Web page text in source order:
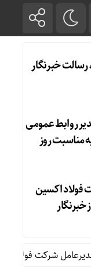
خبرنگار
روابط عمومی
مناسبت روز
فولاد اکسین
شرکت فولاد